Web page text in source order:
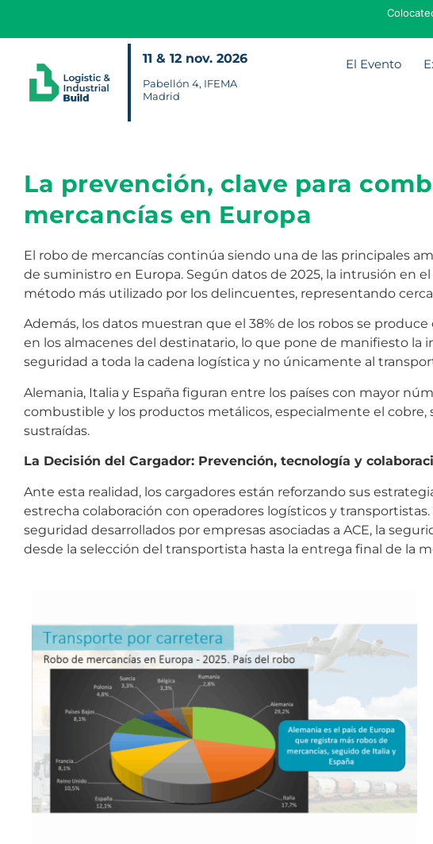
11 & 12 nov. 2026
Pabellón 4, IFEMA
Madrid
El Evento
La prevención, clave para
mercancías en Europa
El robo de mercancías continúa siendo una de las principales
de suministro en Europa. Según datos de 2025, la intrusión en
método más utilizado por los delincuentes, representando
Además, los datos muestran que el 38% de los robos se
en los almacenes del destinatario, lo que pone de manifiesto la
seguridad a toda la cadena logística y no únicamente al
Alemania, Italia y España figuran entre los países con mayor
combustible y los productos metálicos, especialmente el cobre,
sustraídas.
La Decisión del Cargador: Prevención, tecnología y
Ante esta realidad, los cargadores están reforzando sus
estrecha colaboración con operadores logísticos y
seguridad desarrollados por empresas asociadas a ACE, la
desde la selección del transportista hasta la entrega final de la